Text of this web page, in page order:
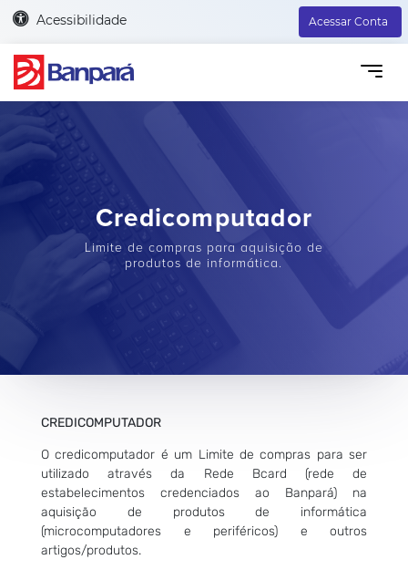
Acessibilidade Acessar Conta
Credicomputador
Limite de compras para aquisição de
produtos de informática.
CREDICOMPUTADOR
O credicomputador é um Limite de compras para ser
utilizado através da Rede Bcard (rede de
estabelecimentos credenciados ao Banpará) na
aquisição de produtos de informática
(microcomputadores e periféricos) e outros
artigos/produtos.